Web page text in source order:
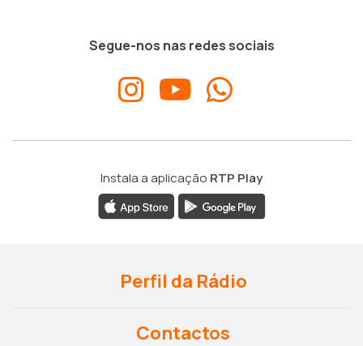
Segue-nos nas redes sociais
Instala a aplicação RTP Play
Perfil da Rádio
Contactos